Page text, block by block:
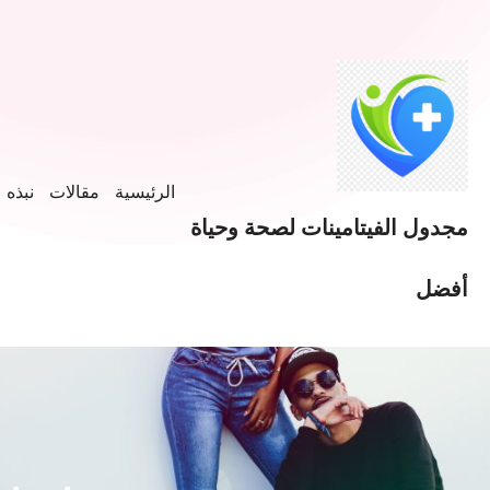
مجدول الفيتامينات لصحة وحياة
أفضل
الرئيسية مقالات نبذه